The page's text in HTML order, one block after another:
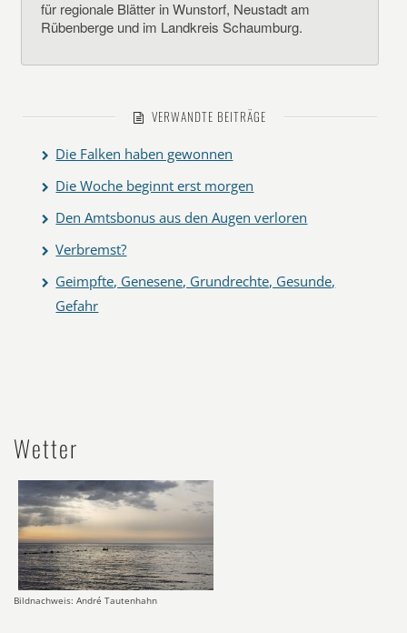
für regionale Blätter in Wunstorf, Neustadt am
Rübenberge und im Landkreis Schaumburg.
VERWANDTE BEITRÄGE
Die Falken haben gewonnen
Die Woche beginnt erst morgen
Den Amtsbonus aus den Augen verloren
Verbremst?
Geimpfte, Genesene, Grundrechte, Gesunde,
Gefahr
Wetter
Bildnachweis: André Tautenhahn